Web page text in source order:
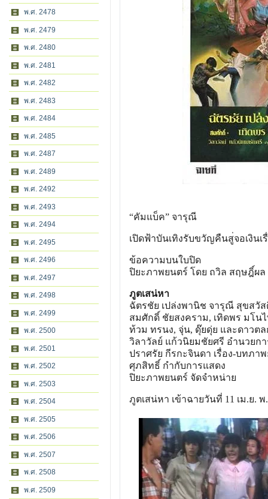
พ.ศ. 2478
พ.ศ. 2479
พ.ศ. 2480
พ.ศ. 2481
พ.ศ. 2482
พ.ศ. 2483
พ.ศ. 2484
พ.ศ. 2485
พ.ศ. 2487
พ.ศ. 2489
พ.ศ. 2492
พ.ศ. 2493
พ.ศ. 2494
พ.ศ. 2495
พ.ศ. 2496
พ.ศ. 2497
พ.ศ. 2498
พ.ศ. 2499
พ.ศ. 2500
พ.ศ. 2501
พ.ศ. 2502
พ.ศ. 2503
พ.ศ. 2504
พ.ศ. 2505
พ.ศ. 2506
พ.ศ. 2507
พ.ศ. 2508
พ.ศ. 2509
“คัมแบ็ค” จารุณี
เปิดฟ้าบันเทิงรับขวัญคืนสูจอเงินเ
ข้อความบนใบปิด
ปิยะภาพยนตร์ โดย ถวิล สฤษฎิ์ผล
ภูตเสน่หา
ฉัตรชัย เปล่งพานิช จารุณี สุขสวั
สมศักดิ์ ชัยสงคราม, เทิดพร มโน
ท้วม ทรนง, จุ่น, ดุ๊ยดุ่ย และดาวต
วิลาวัลย์ แก้วนิยมชัยศรี อำนวยกา
ปราศรัย กีรกะจินดา เรื่อง-บทภา
ศุภสิทธิ์ กำกับการแสดง
ปิยะภาพยนตร์ จัดจำหน่าย
ภูตเสน่หา เข้าฉายวันที่ 11 เม.ย. พ